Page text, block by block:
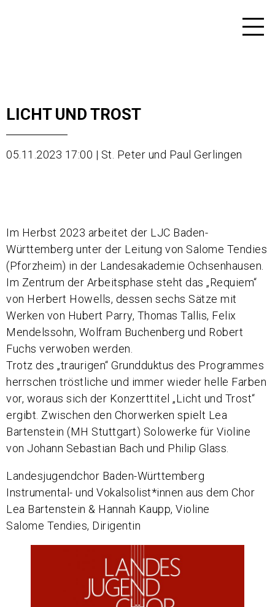
LICHT UND TROST
05.11.2023 17:00 | St. Peter und Paul Gerlingen
Im Herbst 2023 arbeitet der LJC Baden-
Württemberg unter der Leitung von Salome Tendies
(Pforzheim) in der Landesakademie Ochsenhausen.
Im Zentrum der Arbeitsphase steht das „Requiem“
von Herbert Howells, dessen sechs Sätze mit
Werken von Hubert Parry, Thomas Tallis, Felix
Mendelssohn, Wolfram Buchenberg und Robert
Fuchs verwoben werden.
Trotz des „traurigen“ Grundduktus des Programmes
herrschen tröstliche und immer wieder helle Farben
vor, woraus sich der Konzerttitel „Licht und Trost“
ergibt. Zwischen den Chorwerken spielt Lea
Bartenstein (MH Stuttgart) Solowerke für Violine
von Johann Sebastian Bach und Philip Glass.
Landesjugendchor Baden-Württemberg
Instrumental- und Vokalsolist*innen aus dem Chor
Lea Bartenstein & Hannah Kaupp, Violine
Salome Tendies, Dirigentin